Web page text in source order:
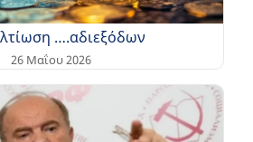
….αδιεξόδων
26 Μαΐου 2026